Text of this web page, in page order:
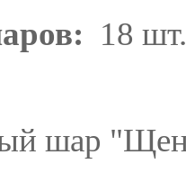
18 шт.
шар